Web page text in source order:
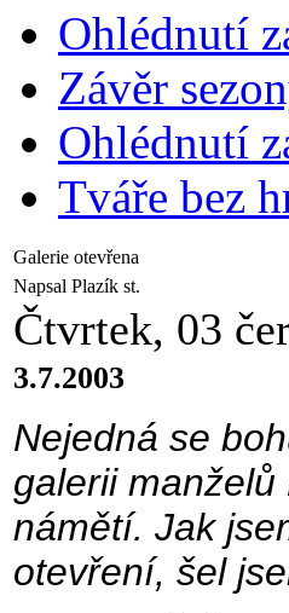
Ohlédnutí
Závěr
Ohlédnutí
Tváře bez
Galerie otevřena
Napsal Plazík st.
Čtvrtek, 03
3.7.2003
Nejedná se
galerii
námětí. Jak
otevření, šel